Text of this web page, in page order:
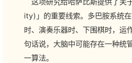
ity)」的重要线索。多巴胺系统
时、演奏乐器时、下围棋时，运
句话说，大脑中可能存在一种统
一算法。